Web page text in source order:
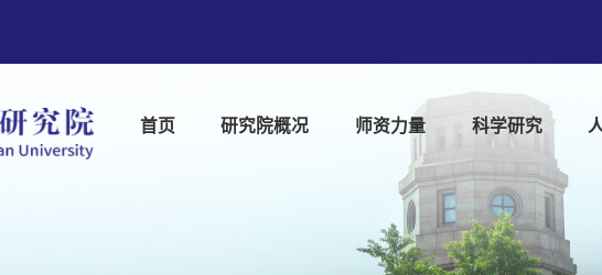
首页 研究院概况 师资力量 科学研究